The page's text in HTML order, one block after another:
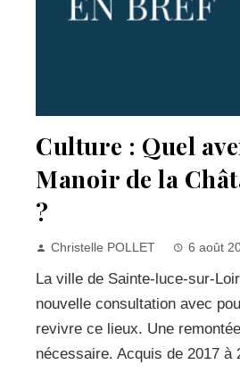
Culture : Quel
Manoir de la
?
Christelle POLLET 6 août
La ville de Sainte-luce-sur-
nouvelle consultation avec
revivre ce lieux. Une
nécessaire. Acquis de 2017 à